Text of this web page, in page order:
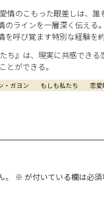
情のこもった眼差しは、
ラインを一層深く伝える
呼び覚ます特別な経験を
ち』は、現実に共感でき
とができる。
・ガヨン もしも私たち 恋愛
※ が付いている欄は必